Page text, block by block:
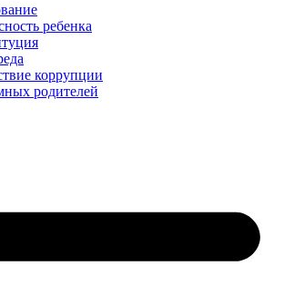
ребенка
коррупции
родителей